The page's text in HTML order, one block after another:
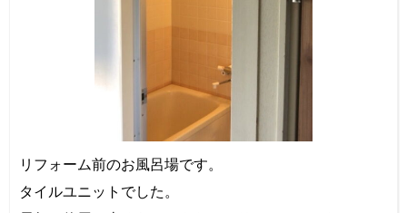
リフォーム前のお風呂場です。
タイルユニットでした。